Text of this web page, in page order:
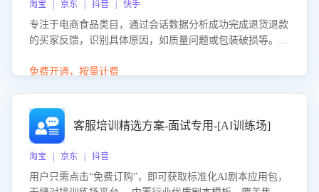
淘宝 | 京东 | 抖音 | 快手
专注于电商食品类目，通过会话数据分析成功完成退货退款
的买家反馈，识别具体原因，如质量问题或包装破损等。结
商家降低退款率，提升售后效率。
免费开通，按量计费
客服培训精选方案-面试专用-[AI训练场]
淘宝 | 京东 | 抖音
用户只需点击“免费订购”，即可获取标准化AI剧本应用包，